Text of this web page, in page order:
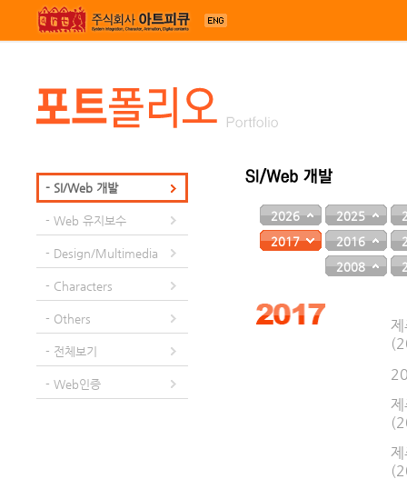
- SI/Web 개발
- Web 유지보수
- Design/Multimedia
- Characters
- Others
- 전체보기
- Web인증
2026 2025
2017
2016
2008